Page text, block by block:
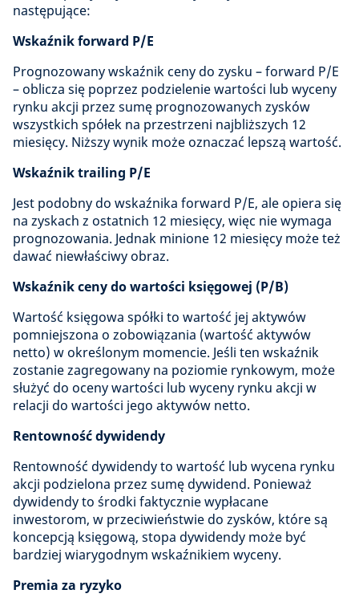
następujące:
Wskaźnik forward P/E
Prognozowany wskaźnik ceny do zysku – forward P/E
– oblicza się poprzez podzielenie wartości lub wyceny
rynku akcji przez sumę prognozowanych zysków
wszystkich spółek na przestrzeni najbliższych 12
miesięcy. Niższy wynik może oznaczać lepszą wartość.
Wskaźnik trailing P/E
Jest podobny do wskaźnika forward P/E, ale opiera się
na zyskach z ostatnich 12 miesięcy, więc nie wymaga
prognozowania. Jednak minione 12 miesięcy może też
dawać niewłaściwy obraz.
Wskaźnik ceny do wartości księgowej (P/B)
Wartość księgowa spółki to wartość jej aktywów
pomniejszona o zobowiązania (wartość aktywów
netto) w określonym momencie. Jeśli ten wskaźnik
zostanie zagregowany na poziomie rynkowym, może
służyć do oceny wartości lub wyceny rynku akcji w
relacji do wartości jego aktywów netto.
Rentowność dywidendy
Rentowność dywidendy to wartość lub wycena rynku
akcji podzielona przez sumę dywidend. Ponieważ
dywidendy to środki faktycznie wypłacane
inwestorom, w przeciwieństwie do zysków, które są
koncepcją księgową, stopa dywidendy może być
bardziej wiarygodnym wskaźnikiem wyceny.
Premia za ryzyko